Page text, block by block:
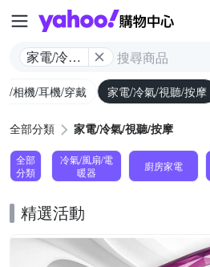
家電/冷氣/
/相機/耳機/穿戴 家電/冷氣/視聽/按摩
全部分類 家電/冷氣/視聽/按摩
全部
分類
冷氣/風扇/電
暖器
廚房家電
精選活動